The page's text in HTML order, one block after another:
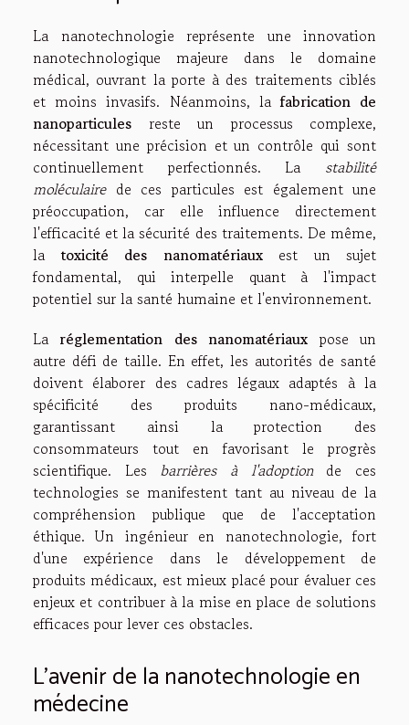
La nanotechnologie représente une innovation
nanotechnologique majeure dans le domaine
médical, ouvrant la porte à des traitements ciblés
et moins invasifs. Néanmoins, lafabrication de
nanoparticules reste un processus complexe,
nécessitant une précision et un contrôle qui sont
continuellement perfectionnés. La stabilité
moléculairede ces particules est également une
préoccupation, car elle influence directement
l'efficacité et la sécurité des traitements. De même,
latoxicité des nanomatériauxest un sujet
fondamental, qui interpelle quant à l'impact
potentiel sur la santé humaine et l'environnement.
La réglementation des nanomatériaux pose un
autre défi de taille. En effet, les autorités de santé
doivent élaborer des cadres légaux adaptés à la
spécificité des produits nano-médicaux,
garantissant ainsi la protection des
consommateurs tout en favorisant le progrès
scientifique. Les barrières à l'adoptionde ces
technologies se manifestent tant au niveau de la
compréhension publique que de l'acceptation
éthique. Un ingénieur en nanotechnologie, fort
d'une expérience dans le développement de
produits médicaux, est mieux placé pour évaluer ces
enjeux et contribuer à la mise en place de solutions
efficaces pour lever ces obstacles.
L'avenir de la nanotechnologie en
médecine